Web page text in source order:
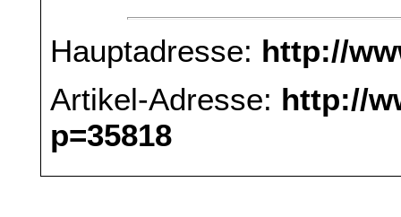
Hauptadresse: http://
Artikel-Adresse: http://
p=35818